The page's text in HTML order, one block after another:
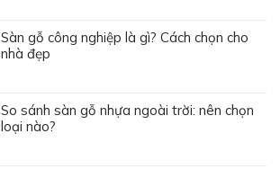
Sàn gỗ công nghiệp là gì? Cách chọn cho
nhà đẹp
So sánh sàn gỗ nhựa ngoài trời: nên chọn
loại nào?